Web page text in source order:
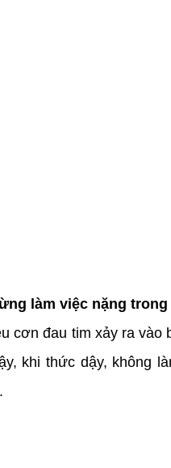
làm việc nặng
cơn đau tim xảy ra vào
khi thức dậy, không